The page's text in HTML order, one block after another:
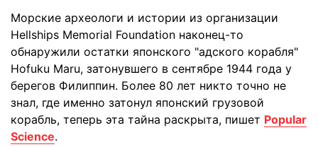
Морские археологи и истории из организации
Hellships Memorial Foundation наконец-то
обнаружили остатки японского "адского корабля"
Hofuku Maru, затонувшего в сентябре 1944 года у
берегов Филиппин. Более 80 лет никто точно не
знал, где именно затонул японский грузовой
корабль, теперь эта тайна раскрыта, пишет Popular
Science.